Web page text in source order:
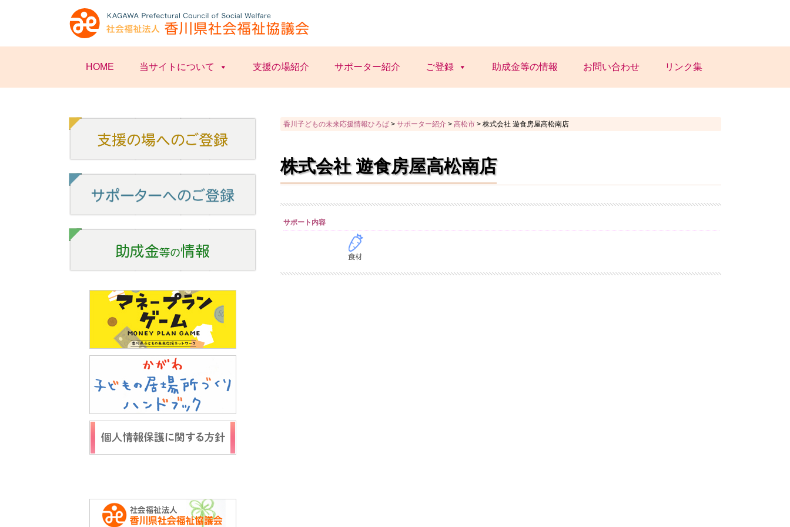
HOME 当サイトについて 支援の場紹介 サポーター紹介 ご登録 助成金等の情報 お問い合わせ リンク集
香川子どもの未来応援情報ひろば > サポーター紹介 > 高松市 > 株式会社 遊食房屋高松南店
株式会社 遊食房屋高松南店
サポート内容